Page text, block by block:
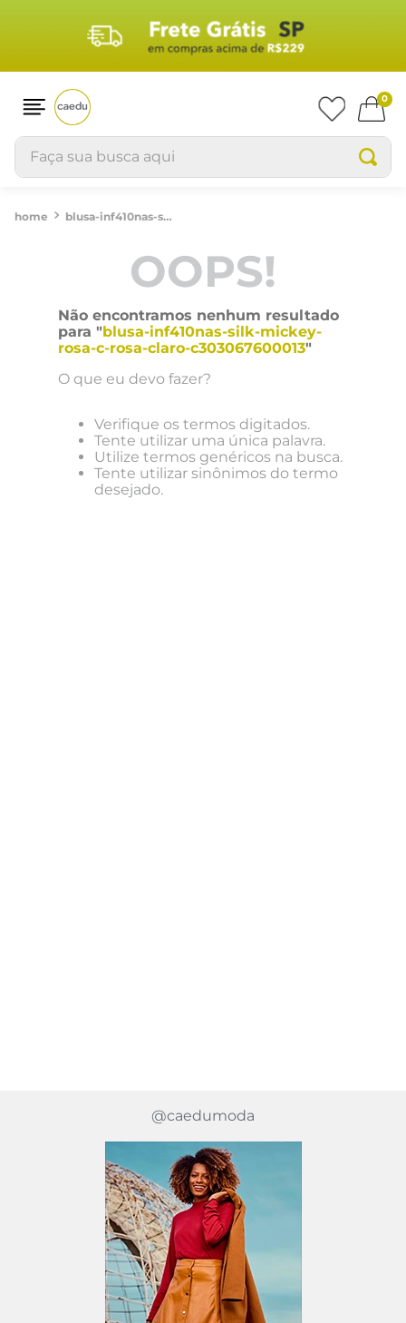
0
Faça sua busca aqui
blusa-inf410nas-silk-mickey-rosa-c-rosa-claro-c303067600013
OOPS!
Não encontramos nenhum resultado
para "blusa-inf410nas-silk-mickey-
rosa-c-rosa-claro-c303067600013"
O que eu devo fazer?
Verifique os termos digitados.
Tente utilizar uma única palavra.
Utilize termos genéricos na busca.
Tente utilizar sinônimos do termo
desejado.
@caedumoda